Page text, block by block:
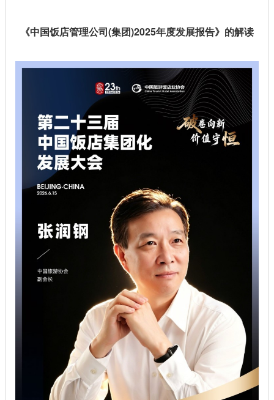
《中国饭店管理公司(集团)2025年度发展报告》的解读